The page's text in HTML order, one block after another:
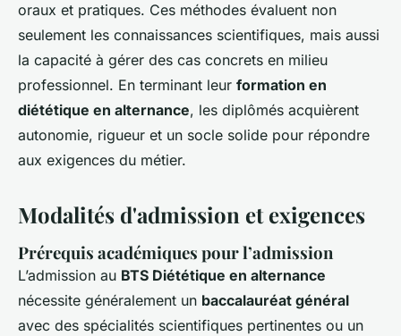
oraux et pratiques. Ces méthodes évaluent non
seulement les connaissances scientifiques, mais aussi
la capacité à gérer des cas concrets en milieu
professionnel. En terminant leur formation en
diététique en alternance, les diplômés acquièrent
autonomie, rigueur et un socle solide pour répondre
aux exigences du métier.
Modalités d'admission et exigences
Prérequis académiques pour l’admission
L’admission au BTS Diététique en alternance
nécessite généralement un baccalauréat général
avec des spécialités scientifiques pertinentes ou un